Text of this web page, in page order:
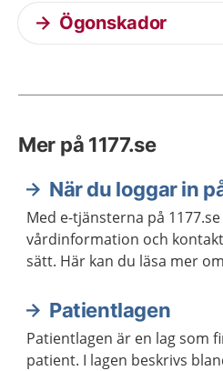
Ögonskador
Mer på 1177.se
När du loggar in
Med e-tjänsterna på
vårdinformation och
sätt. Här kan du läsa mer
Patientlagen
Patientlagen är en lag som
patient. I lagen beskrivs